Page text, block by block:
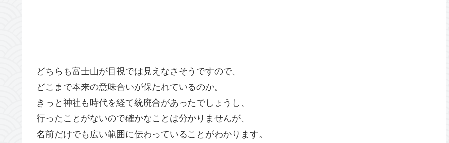
どちらも富士山が目視では見えなさそうですので、
どこまで本来の意味合いが保たれているのか。
きっと神社も時代を経て統廃合があったでしょうし、
行ったことがないので確かなことは分かりませんが、
名前だけでも広い範囲に伝わっていることがわかります。